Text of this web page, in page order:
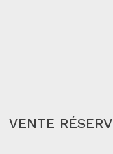
VENTE